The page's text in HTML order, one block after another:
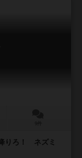
りろ！ ネズミ